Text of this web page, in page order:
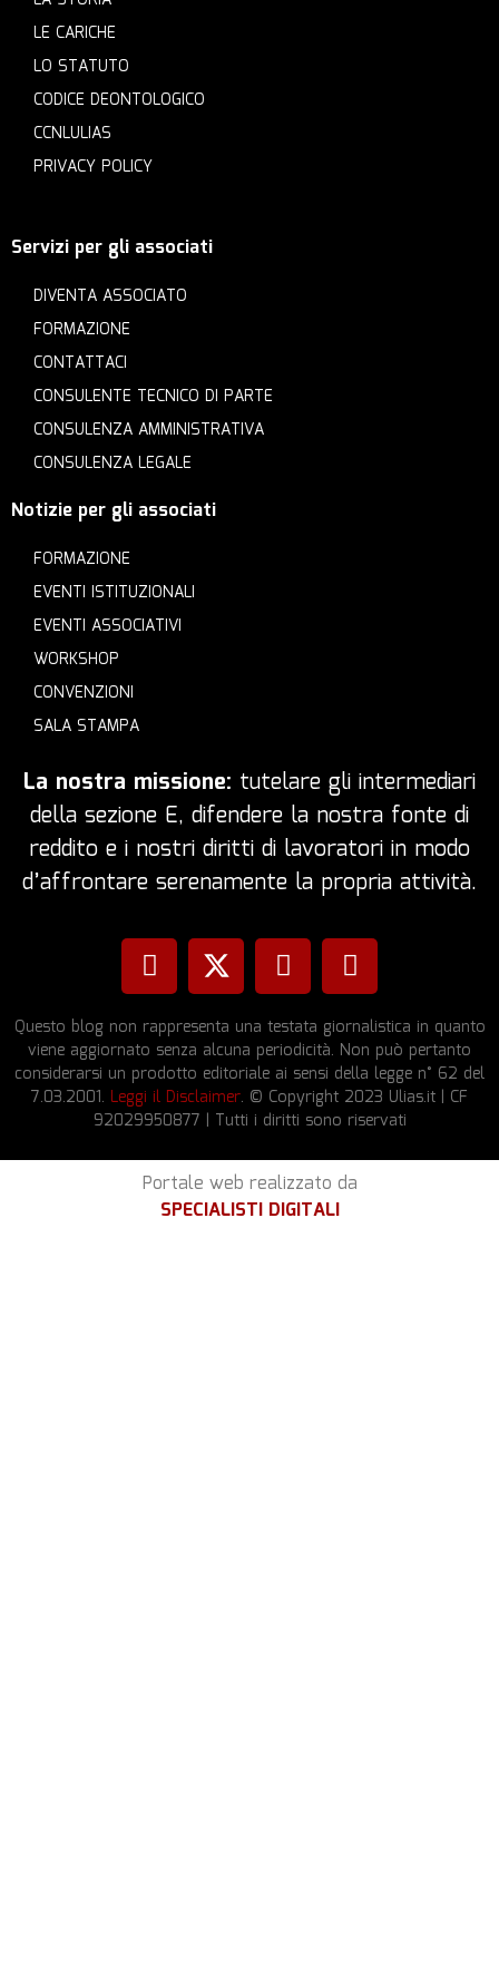
LE CARICHE
LO STATUTO
CODICE DEONTOLOGICO
CCNLULIAS
PRIVACY POLICY
Servizi per gli associati
DIVENTA ASSOCIATO
FORMAZIONE
CONTATTACI
CONSULENTE TECNICO DI PARTE
CONSULENZA AMMINISTRATIVA
CONSULENZA LEGALE
Notizie per gli associati
FORMAZIONE
EVENTI ISTITUZIONALI
EVENTI ASSOCIATIVI
WORKSHOP
CONVENZIONI
SALA STAMPA
La nostra missione: tutelare gli intermediari
della sezione E, difendere la nostra fonte di
reddito e i nostri diritti di lavoratori in modo
d’affrontare serenamente la propria attività.
Questo blog non rappresenta una testata giornalistica in quanto
viene aggiornato senza alcuna periodicità. Non può pertanto
considerarsi un prodotto editoriale ai sensi della legge n° 62 del
7.03.2001. Leggi il Disclaimer. © Copyright 2023 Ulias.it | CF
92029950877 | Tutti i diritti sono riservati
Portale web realizzato da
SPECIALISTI DIGITALI